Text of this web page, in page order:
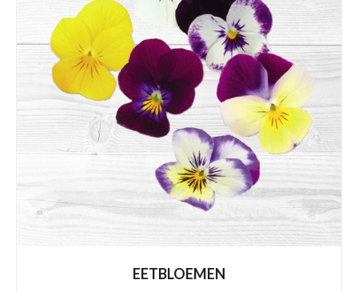
EETBLOEMEN